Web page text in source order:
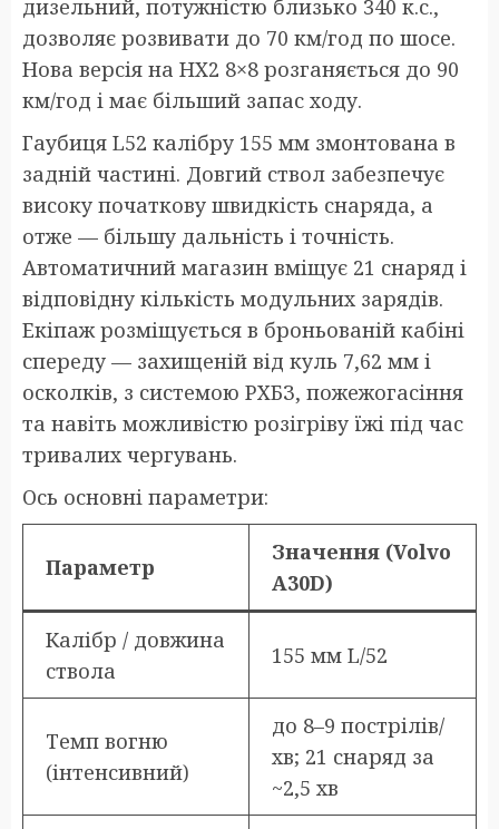
дизельний, потужністю близько 340 к.с.,
дозволяє розвивати до 70 км/год по шосе.
Нова версія на HX2 8×8 розганяється до 90
км/год і має більший запас ходу.
Гаубиця L52 калібру 155 мм змонтована в
задній частині. Довгий ствол забезпечує
високу початкову швидкість снаряда, а
отже — більшу дальність і точність.
Автоматичний магазин вміщує 21 снаряд і
відповідну кількість модульних зарядів.
Екіпаж розміщується в броньованій кабіні
спереду — захищеній від куль 7,62 мм і
осколків, з системою РХБЗ, пожежогасіння
та навіть можливістю розігріву їжі під час
тривалих чергувань.
Ось основні параметри:
Параметр
Значення (Volvo
A30D)
Калібр / довжина
ствола
155 мм L/52
Темп вогню
(інтенсивний)
до 8–9 пострілів/
хв; 21 снаряд за
~2,5 хв